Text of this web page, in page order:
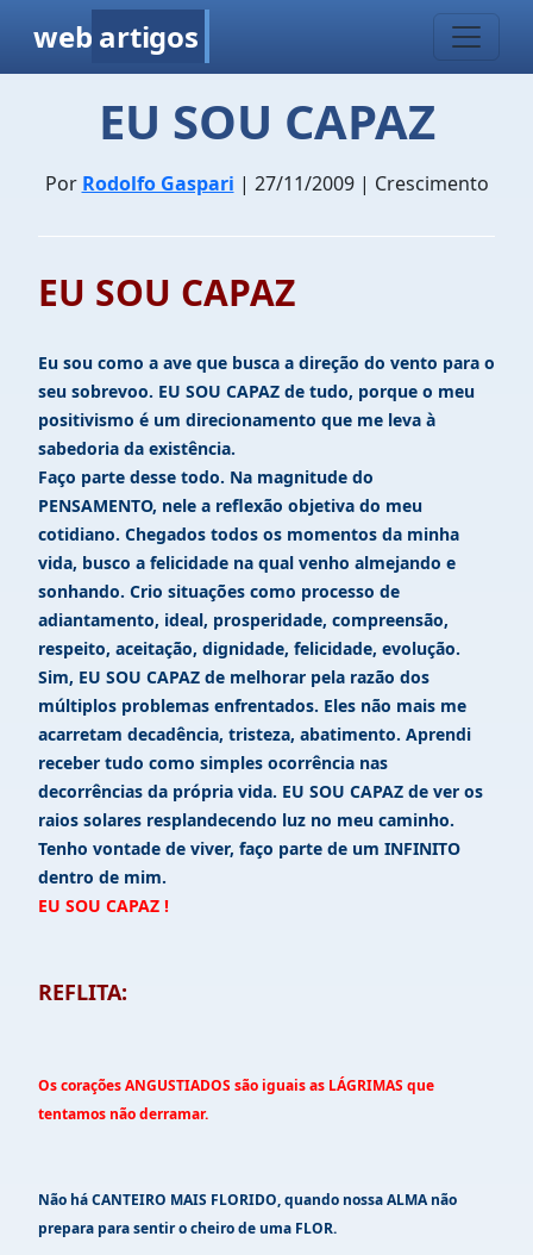
web artigos
EU SOU CAPAZ
Por Rodolfo Gaspari | 27/11/2009 | Crescimento
EU SOU CAPAZ
Eu sou como a ave que busca a direção do vento para o
seu sobrevoo. EU SOU CAPAZ de tudo, porque o meu
positivismo é um direcionamento que me leva à
sabedoria da existência.
Faço parte desse todo. Na magnitude do
PENSAMENTO, nele a reflexão objetiva do meu
cotidiano. Chegados todos os momentos da minha
vida, busco a felicidade na qual venho almejando e
sonhando. Crio situações como processo de
adiantamento, ideal, prosperidade, compreensão,
respeito, aceitação, dignidade, felicidade, evolução.
Sim, EU SOU CAPAZ de melhorar pela razão dos
múltiplos problemas enfrentados. Eles não mais me
acarretam decadência, tristeza, abatimento. Aprendi
receber tudo como simples ocorrência nas
decorrências da própria vida. EU SOU CAPAZ de ver os
raios solares resplandecendo luz no meu caminho.
Tenho vontade de viver, faço parte de um INFINITO
dentro de mim.
EU SOU CAPAZ !
REFLITA:
Os corações ANGUSTIADOS são iguais as LÁGRIMAS que
tentamos não derramar.
Não há CANTEIRO MAIS FLORIDO, quando nossa ALMA não
prepara para sentir o cheiro de uma FLOR.